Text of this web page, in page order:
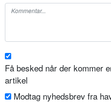
Få besked når der kommer
artikel
Modtag nyhedsbrev fra